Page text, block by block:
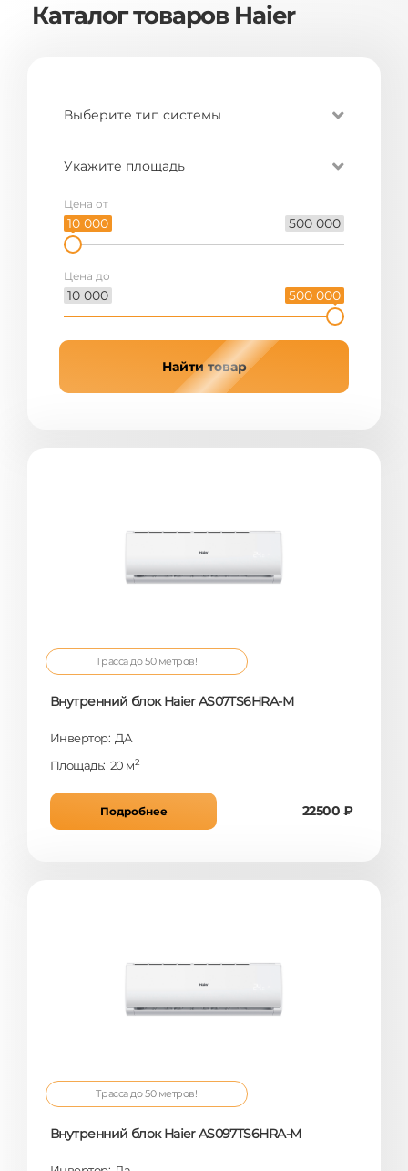
Каталог товаров Haier
Выберите тип системы
Укажите площадь
Цена от
500 000
10 000
Цена до
10 000 500 000
Найти товар
Трасса до 50 метров!
Внутренний блок Haier AS07TS6HRA-M
Инвертор: ДА
Площадь: 20 м2
Подробнее 22500 ₽
Трасса до 50 метров!
Внутренний блок Haier AS097TS6HRA-M